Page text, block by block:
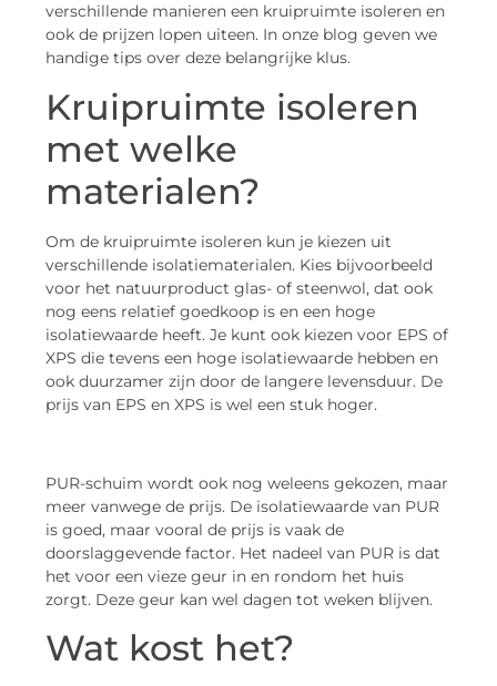
verschillende manieren een kruipruimte isoleren en
ook de prijzen lopen uiteen. In onze blog geven we
handige tips over deze belangrijke klus.
Kruipruimte isoleren
met welke
materialen?
Om de kruipruimte isoleren kun je kiezen uit
verschillende isolatiematerialen. Kies bijvoorbeeld
voor het natuurproduct glas- of steenwol, dat ook
nog eens relatief goedkoop is en een hoge
isolatiewaarde heeft. Je kunt ook kiezen voor EPS of
XPS die tevens een hoge isolatiewaarde hebben en
ook duurzamer zijn door de langere levensduur. De
prijs van EPS en XPS is wel een stuk hoger.
PUR-schuim wordt ook nog weleens gekozen, maar
meer vanwege de prijs. De isolatiewaarde van PUR
is goed, maar vooral de prijs is vaak de
doorslaggevende factor. Het nadeel van PUR is dat
het voor een vieze geur in en rondom het huis
zorgt. Deze geur kan wel dagen tot weken blijven.
Wat kost het?